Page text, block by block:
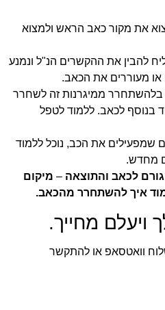
את מקור כאב הראש ולמצוא
להבין את ההקשרים הנ"ל ונמנע
מעוררים את הכאב.
בלהשתחרר ממיגרנות זה לשחרר
בנוסף לכאב. ללמוד לטפל
שמפעילים את הכב, נוכל ללמוד
מחדש.
לכאב והתוצאה – מיקום
איך להשתחרר מהכאב.
ויעלם מחייך.
וואטסאפ או להתקשר